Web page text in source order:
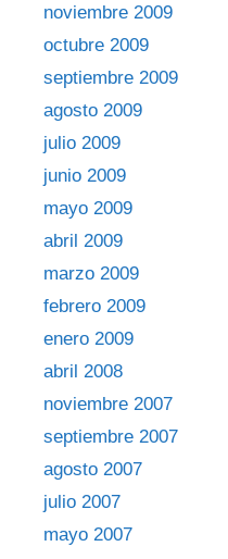
noviembre 2009
octubre 2009
septiembre 2009
agosto 2009
julio 2009
junio 2009
mayo 2009
abril 2009
marzo 2009
febrero 2009
enero 2009
abril 2008
noviembre 2007
septiembre 2007
agosto 2007
julio 2007
mayo 2007